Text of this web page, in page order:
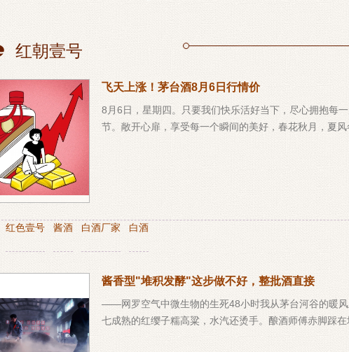
红朝壹号
飞天上涨！茅台酒8月6日行情价
8月6日，星期四。只要我们快乐活好当下，尽心拥抱每
节。敞开心扉，享受每一个瞬间的美好，春花秋月，夏
红色壹号 酱酒 白酒厂家 白酒
酱香型"堆积发酵"这步做不好，整批酒直接
——网罗空气中微生物的生死48小时我从茅台河谷的暖
七成熟的红缨子糯高粱，水汽还烫手。酿酒师傅赤脚踩